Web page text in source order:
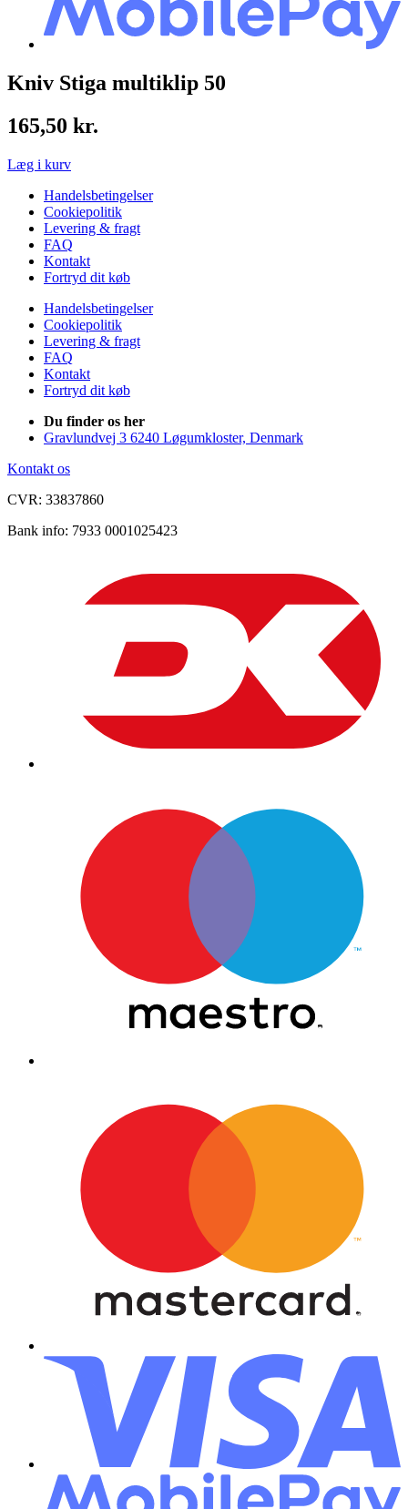
Kniv Stiga multiklip 50
165,50 kr.
Læg i kurv
Handelsbetingelser
Cookiepolitik
Levering & fragt
FAQ
Kontakt
Fortryd dit køb
Handelsbetingelser
Cookiepolitik
Levering & fragt
FAQ
Kontakt
Fortryd dit køb
Du finder os her
Gravlundvej 3 6240 Løgumkloster, Denmark
Kontakt os
CVR: 33837860
Bank info: 7933 0001025423